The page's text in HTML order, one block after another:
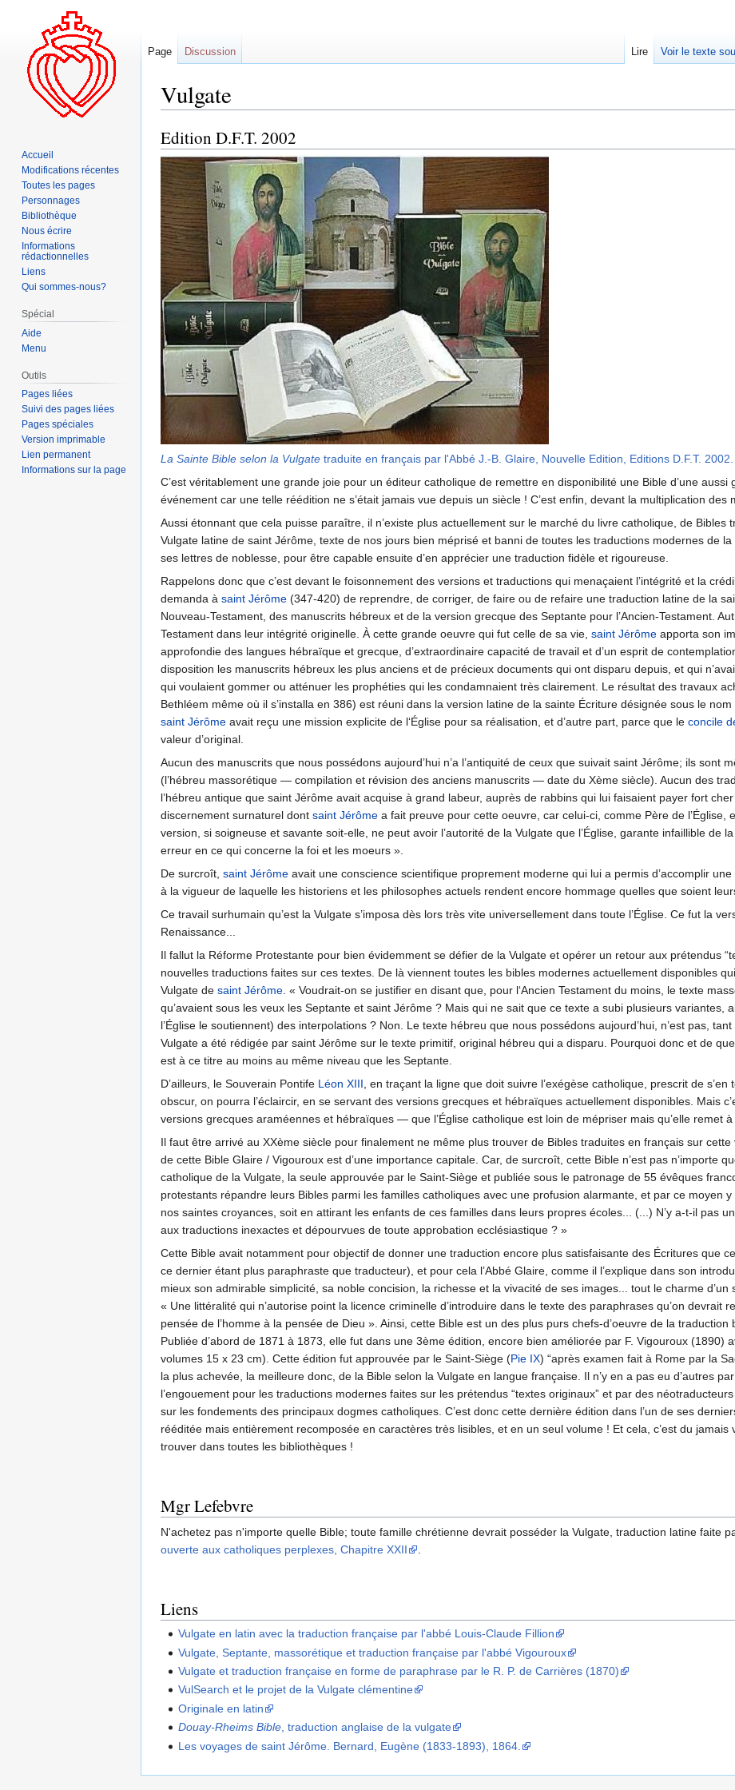
Vulgate
Aller
à
la
navigation
Aller
à
la
recherche
Edition D.F.T. 2002
La Sainte Bible selon la Vulgate traduite en français par l'Abbé J.-B. Glaire, Nouvelle Edition, Editions D.F.T. 2002.
C’est véritablement une grande joie pour un éditeur catholique de remettre en disponibilité une Bible d’une
événement car une telle réédition ne s’était jamais vue depuis un siècle ! C’est enfin, devant la multiplication
Aussi étonnant que cela puisse paraître, il n’existe plus actuellement sur le marché du livre catholique, de Bibles
Vulgate latine de saint Jérôme, texte de nos jours bien méprisé et banni de toutes les traductions modernes de
ses lettres de noblesse, pour être capable ensuite d’en apprécier une traduction fidèle et rigoureuse.
Rappelons donc que c’est devant le foisonnement des versions et traductions qui menaçaient l’intégrité et la
demanda à saint Jérôme (347-420) de reprendre, de corriger, de faire ou de refaire une traduction latine de la
Nouveau-Testament, des manuscrits hébreux et de la version grecque des Septante pour l’Ancien-Testament.
Testament dans leur intégrité originelle. À cette grande oeuvre qui fut celle de sa vie, saint Jérôme apporta son
approfondie des langues hébraïque et grecque, d’extraordinaire capacité de travail et d’un esprit de
disposition les manuscrits hébreux les plus anciens et de précieux documents qui ont disparu depuis, et qui
qui voulaient gommer ou atténuer les prophéties qui les condamnaient très clairement. Le résultat des travaux
Bethléem même où il s’installa en 386) est réuni dans la version latine de la sainte Écriture désignée sous le
saint Jérôme avait reçu une mission explicite de l‘Église pour sa réalisation, et d’autre part, parce que le concile
valeur d’original.
Aucun des manuscrits que nous possédons aujourd’hui n’a l’antiquité de ceux que suivait saint Jérôme; ils sont
(l’hébreu massorétique — compilation et révision des anciens manuscrits — date du Xème siècle). Aucun des
l’hébreu antique que saint Jérôme avait acquise à grand labeur, auprès de rabbins qui lui faisaient payer fort
discernement surnaturel dont saint Jérôme a fait preuve pour cette oeuvre, car celui-ci, comme Père de
version, si soigneuse et savante soit-elle, ne peut avoir l’autorité de la Vulgate que l’Église, garante infaillible de
erreur en ce qui concerne la foi et les moeurs ».
De surcroît, saint Jérôme avait une conscience scientifique proprement moderne qui lui a permis d’accomplir
à la vigueur de laquelle les historiens et les philosophes actuels rendent encore hommage quelles que soient
Ce travail surhumain qu’est la Vulgate s’imposa dès lors très vite universellement dans toute l’Église. Ce fut la
Renaissance...
Il fallut la Réforme Protestante pour bien évidemment se défier de la Vulgate et opérer un retour aux prétendus
nouvelles traductions faites sur ces textes. De là viennent toutes les bibles modernes actuellement disponibles
Vulgate de saint Jérôme . « Voudrait-on se justifier en disant que, pour l‘Ancien Testament du moins, le texte
qu’avaient sous les veux les Septante et saint Jérôme ? Mais qui ne sait que ce texte a subi plusieurs variantes,
l’Église le soutiennent) des interpolations ? Non. Le texte hébreu que nous possédons aujourd’hui, n’est pas,
Vulgate a été rédigée par saint Jérôme sur le texte primitif, original hébreu qui a disparu. Pourquoi donc et de
est à ce titre au moins au même niveau que les Septante.
D’ailleurs, le Souverain Pontife Léon XIII , en traçant la ligne que doit suivre l’exégèse catholique, prescrit de
obscur, on pourra l’éclaircir, en se servant des versions grecques et hébraïques actuellement disponibles. Mais
versions grecques araméennes et hébraïques — que l’Église catholique est loin de mépriser mais qu’elle remet
Il faut être arrivé au XXème siècle pour finalement ne même plus trouver de Bibles traduites en français sur
de cette Bible Glaire / Vigouroux est d’une importance capitale. Car, de surcroît, cette Bible n’est pas n’importe
catholique de la Vulgate, la seule approuvée par le Saint-Siège et publiée sous le patronage de 55 évêques
protestants répandre leurs Bibles parmi les familles catholiques avec une profusion alarmante, et par ce moyen
nos saintes croyances, soit en attirant les enfants de ces familles dans leurs propres écoles... (...) N’y a-t-il pas
aux traductions inexactes et dépourvues de toute approbation ecclésiastique ? »
Cette Bible avait notamment pour objectif de donner une traduction encore plus satisfaisante des Écritures que
ce dernier étant plus paraphraste que traducteur), et pour cela l’Abbé Glaire, comme il l’explique dans son
mieux son admirable simplicité, sa noble concision, la richesse et la vivacité de ses images... tout le charme
« Une littéralité qui n’autorise point la licence criminelle d’introduire dans le texte des paraphrases qu’on
pensée de l’homme à la pensée de Dieu ». Ainsi, cette Bible est un des plus purs chefs-d’oeuvre de la
Publiée d’abord de 1871 à 1873, elle fut dans une 3ème édition, encore bien améliorée par F. Vigouroux
volumes 15 x 23 cm). Cette édition fut approuvée par le Saint-Siège (Pie IX) “après examen fait à Rome par la
la plus achevée, la meilleure donc, de la Bible selon la Vulgate en langue française. Il n’y en a pas eu d’autres
l’engouement pour les traductions modernes faites sur les prétendus “textes originaux” et par des
sur les fondements des principaux dogmes catholiques. C’est donc cette dernière édition dans l’un de ses
rééditée mais entièrement recomposée en caractères très lisibles, et en un seul volume ! Et cela, c’est du
trouver dans toutes les bibliothèques !
Mgr Lefebvre
N'achetez pas n'importe quelle Bible; toute famille chrétienne devrait posséder la Vulgate, traduction latine faite
ouverte aux catholiques perplexes, Chapitre XXII
Liens
Vulgate en latin avec la traduction française par l'abbé Louis-Claude Fillion
Vulgate, Septante, massorétique et traduction française par l'abbé Vigouroux
Vulgate et traduction française en forme de paraphrase par le R. P. de Carrières (1870)
VulSearch et le projet de la Vulgate clémentine
Originale en latin
Douay-Rheims Bible, traduction anglaise de la vulgate
Les voyages de saint Jérôme. Bernard, Eugène (1833-1893), 1864.
Page Discussion Lire Voir le texte
Accueil
Modifications récentes
Toutes les pages
Personnages
Bibliothèque
Nous écrire
Informations
rédactionnelles
Liens
Qui sommes-nous?
Spécial
Aide
Menu
Outils
Pages liées
Suivi des pages liées
Pages spéciales
Version imprimable
Lien permanent
Informations sur la page